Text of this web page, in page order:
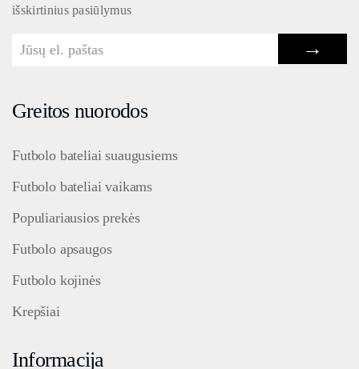
išskirtinius pasiūlymus
→
Greitos nuorodos
Futbolo bateliai suaugusiems
Futbolo bateliai vaikams
Populiariausios prekės
Futbolo apsaugos
Futbolo kojinės
Krepšiai
Informacija